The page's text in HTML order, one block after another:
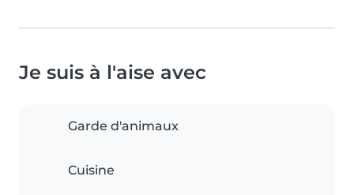
Je suis à l'aise avec
Garde d'animaux
Cuisine